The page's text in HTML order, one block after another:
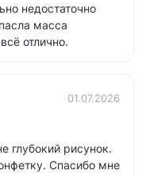
недостаточно
масса
отлично.
01.07.2026
глубокий рисунок.
Спасибо мне